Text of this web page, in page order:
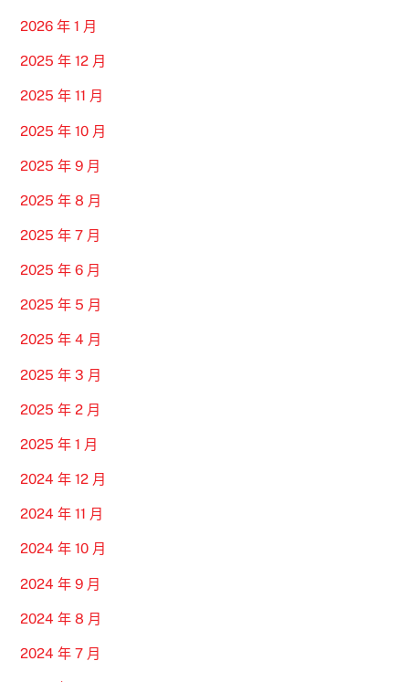
2026 年 1 月
2025 年 12 月
2025 年 11 月
2025 年 10 月
2025 年 9 月
2025 年 8 月
2025 年 7 月
2025 年 6 月
2025 年 5 月
2025 年 4 月
2025 年 3 月
2025 年 2 月
2025 年 1 月
2024 年 12 月
2024 年 11 月
2024 年 10 月
2024 年 9 月
2024 年 8 月
2024 年 7 月